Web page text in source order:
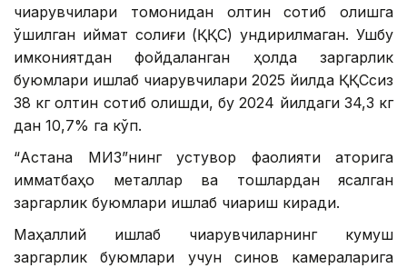
чиқарувчилари томонидан олтин сотиб олишга
қўшилган қиймат солиғи (ҚҚС) ундирилмаган. Ушбу
имкониятдан фойдаланган ҳолда заргарлик
буюмлари ишлаб чиқарувчилари 2025 йилда ҚҚСсиз
38 кг олтин сотиб олишди, бу 2024 йилдаги 34,3 кг
дан 10,7% га кўп.
“Астана МИЗ”нинг устувор фаолияти қаторига
қимматбаҳо металлар ва тошлардан ясалган
заргарлик буюмлари ишлаб чиқариш киради.
Маҳаллий ишлаб чиқарувчиларнинг кумуш
заргарлик буюмлари учун синов камераларига